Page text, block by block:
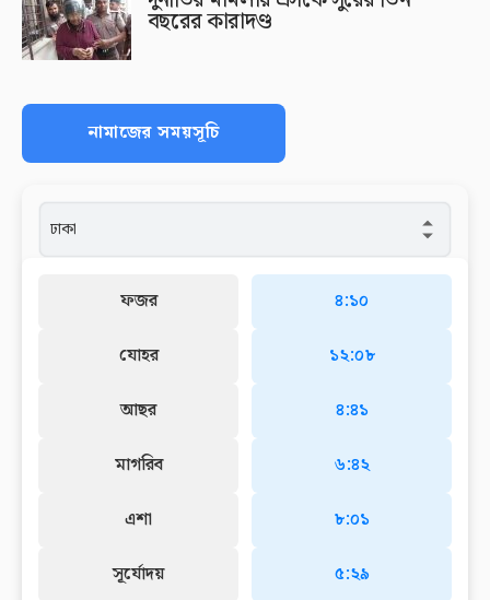
বছরের কারাদণ্ড
নামাজের সময়সূচি
ফজর
যোহর
আছর
মাগরিব
এশা
সূর্যোদয়
৪:১০
১২:০৮
৪:৪১
৬:৪২
৮:০১
৫:২৯